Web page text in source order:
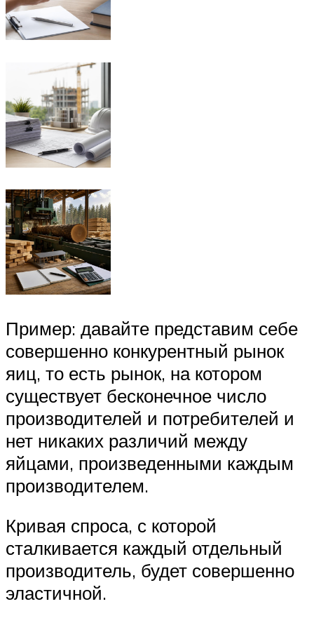
Пример: давайте представим себе
совершенно конкурентный рынок
яиц, то есть рынок, на котором
существует бесконечное число
производителей и потребителей и
нет никаких различий между
яйцами, произведенными каждым
производителем.
Кривая спроса, с которой
сталкивается каждый отдельный
производитель, будет совершенно
эластичной.